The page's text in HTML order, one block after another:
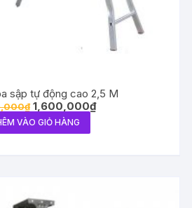
sập tự động cao 2,5 M
₫ 1,600,000₫
VÀO GIỎ HÀNG